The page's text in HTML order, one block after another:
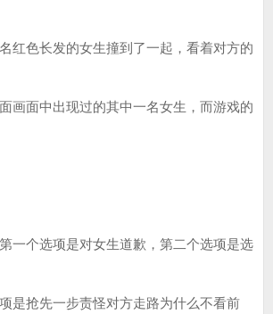
红色长发的女生撞到了一起，看着对方的
画面中出现过的其中一名女生，而游戏的
一个选项是对女生道歉，第二个选项是选
是抢先一步责怪对方走路为什么不看前